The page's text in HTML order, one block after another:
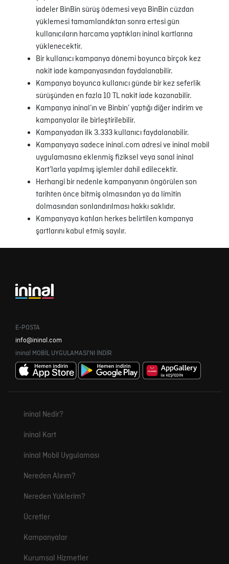
iadeler BinBin sürüş ödemesi veya BinBin cüzdan
yüklemesi tamamlandıktan sonra ertesi gün
kullanıcıların harcama yaptıkları ininal kartlarına
yüklenecektir.
Bir kullanıcı kampanya dönemi boyunca birçok kez
nakit iade kampanyasından faydalanabilir.
Kampanya boyunca kullanıcı günde bir kez seferlik
sürüşünden en fazla 10 TL nakit iade kazanabilir.
Kampanya ininal’ın ve Binbin’ yaptığı diğer indirim ve
kampanyalar ile birleştirilebilir.
Kampanyadan ilk 3.333 kullanıcı faydalanabilir.
Kampanyaya sadece ininal.com adresi ve ininal mobil
uygulamasına eklenmiş fiziksel veya sanal ininal
Kart’larla yapılmış işlemler dahil edilecektir.
Herhangi bir nedenle kampanyanın öngörülen son
tarihten önce bitmiş olmasından ya da limitin
dolmasından sonlandırılması hakkı saklıdır.
Kampanyaya katılan herkes belirtilen kampanya
şartlarını kabul etmiş sayılır.
E-POSTA
info@ininal.com
ininal MOBİL UYGULAMASI'NI İNDİR
ininal Nedir?
ininal Kart
ininal Mobil Uygulaması
Nereden Alırım?
Nereden Yüklerim?
Ücretler
Kampanyalar
Kurumsal Hizmetler